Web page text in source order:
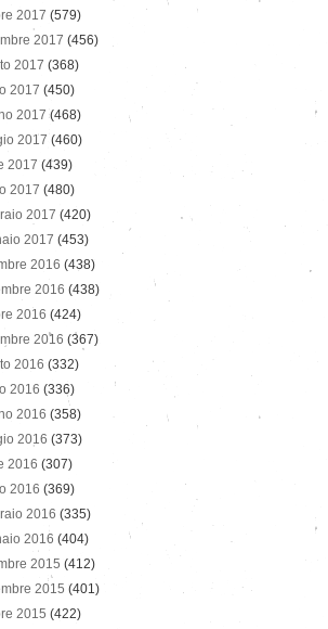
2017 (579)
2017 (456)
2017 (368)
2017 (450)
2017 (468)
2017 (460)
2017 (439)
2017 (480)
2017 (420)
2017 (453)
2016 (438)
2016 (438)
2016 (424)
2016 (367)
2016 (332)
2016 (336)
2016 (358)
2016 (373)
2016 (307)
2016 (369)
2016 (335)
2016 (404)
2015 (412)
2015 (401)
2015 (422)